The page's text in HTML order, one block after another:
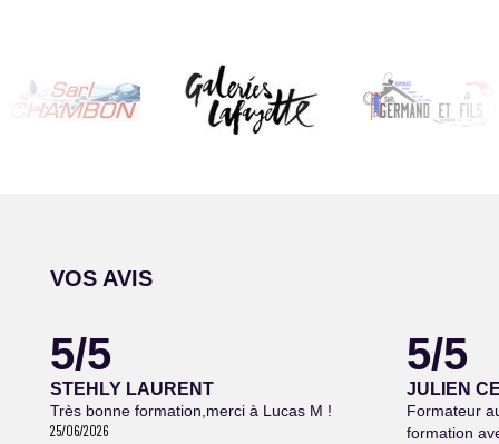
VOS AVIS
5/5
STEHLY LAURENT
Très bonne formation,merci à Lucas M !
25/06/2026
5/5
JULIEN
Formateur
formation